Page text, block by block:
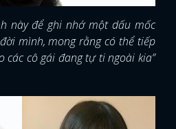
này để ghi nhớ một dấu mốc
mình, mong rằng có thể tiếp
cô gái đang tự ti ngoài kia”